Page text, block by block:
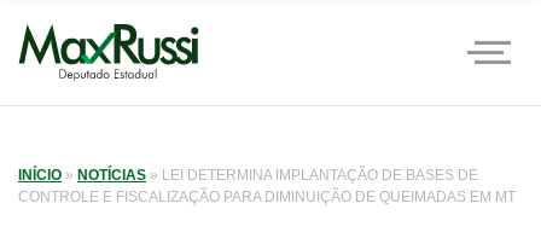
INÍCIO » NOTÍCIAS » LEI DETERMINA IMPLANTAÇÃO DE BASES DE
CONTROLE E FISCALIZAÇÃO PARA DIMINUIÇÃO DE QUEIMADAS EM MT